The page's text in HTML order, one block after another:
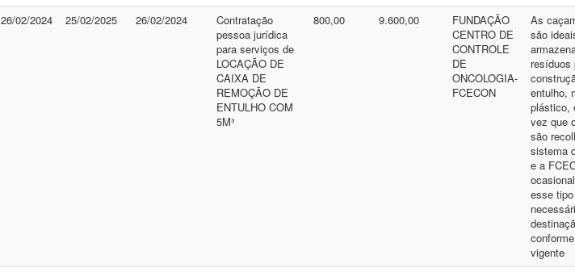
26/02/2024 25/02/2025 26/02/2024
Contratação
pessoa jurídica
para serviços de
LOCAÇÃO DE
CAIXA DE
REMOÇÃO DE
ENTULHO COM
5M³
800,00 9.600,00
FUNDAÇÃO
CENTRO DE
CONTROLE
DE
ONCOLOGIA-
FCECON
As
são
resíduos
entulho,
plástico,
vez que
são
sistema
e a
esse
vigente